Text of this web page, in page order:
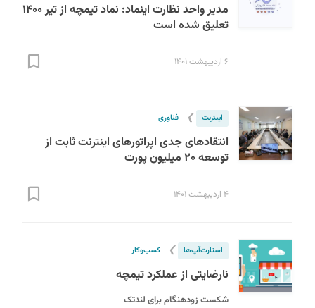
مدیر واحد نظارت اینماد: نماد تیمچه از تیر ۱۴۰۰
تعلیق شده است
۶ اردیبهشت ۱۴۰۱
اینترنت ❯ فناوری
انتقادهای جدی اپراتورهای اینترنت ثابت از
توسعه ۲۰ میلیون پورت
۴ اردیبهشت ۱۴۰۱
استارت‌آپ‌ها ❯ کسب‌و‌کار
نارضایتی از عملکرد تیمچه
شکست زودهنگام برای لندتک